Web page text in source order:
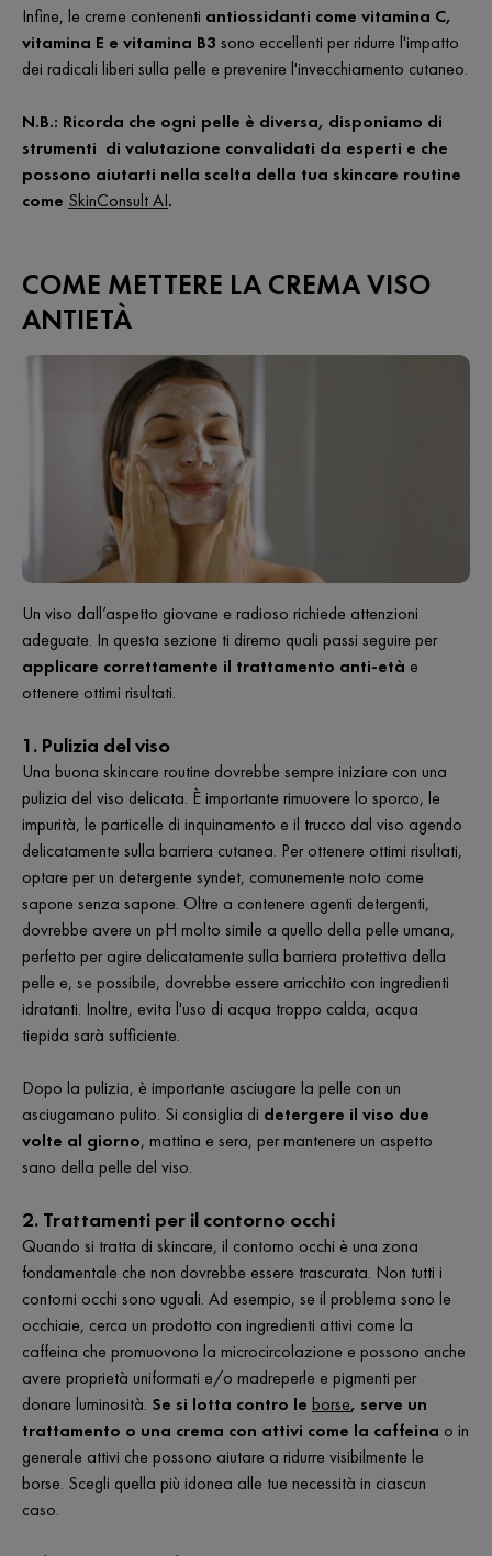
Infine, le creme contenenti antiossidanti come vitamina C,
vitamina E e vitamina B3 sono eccellenti per ridurre l'impatto
dei radicali liberi sulla pelle e prevenire l'invecchiamento cutaneo.
N.B.: Ricorda che ogni pelle è diversa, disponiamo di
strumenti di valutazione convalidati da esperti e che
possono aiutarti nella scelta della tua skincare routine
come SkinConsult AI.
COME METTERE LA CREMA VISO
ANTIETÀ
Un viso dall’aspetto giovane e radioso richiede attenzioni
adeguate. In questa sezione ti diremo quali passi seguire per
applicare correttamente il trattamento anti-età e
ottenere ottimi risultati.
1. Pulizia del viso
Una buona skincare routine dovrebbe sempre iniziare con una
pulizia del viso delicata. È importante rimuovere lo sporco, le
impurità, le particelle di inquinamento e il trucco dal viso agendo
delicatamente sulla barriera cutanea. Per ottenere ottimi risultati,
optare per un detergente syndet, comunemente noto come
sapone senza sapone. Oltre a contenere agenti detergenti,
dovrebbe avere un pH molto simile a quello della pelle umana,
perfetto per agire delicatamente sulla barriera protettiva della
pelle e, se possibile, dovrebbe essere arricchito con ingredienti
idratanti. Inoltre, evita l'uso di acqua troppo calda, acqua
tiepida sarà sufficiente.
Dopo la pulizia, è importante asciugare la pelle con un
asciugamano pulito. Si consiglia di detergere il viso due
volte al giorno, mattina e sera, per mantenere un aspetto
sano della pelle del viso.
2. Trattamenti per il contorno occhi
Quando si tratta di skincare, il contorno occhi è una zona
fondamentale che non dovrebbe essere trascurata. Non tutti i
contorni occhi sono uguali. Ad esempio, se il problema sono le
occhiaie, cerca un prodotto con ingredienti attivi come la
caffeina che promuovono la microcircolazione e possono anche
avere proprietà uniformati e/o madreperle e pigmenti per
donare luminosità. Se si lotta contro le borse, serve un
trattamento o una crema con attivi come la caffeina o in
generale attivi che possono aiutare a ridurre visibilmente le
borse. Scegli quella più idonea alle tue necessità in ciascun
caso.